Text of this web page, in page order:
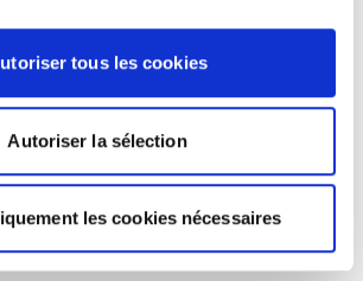
tous les cookies
Autoriser la sélection
les cookies nécessaires